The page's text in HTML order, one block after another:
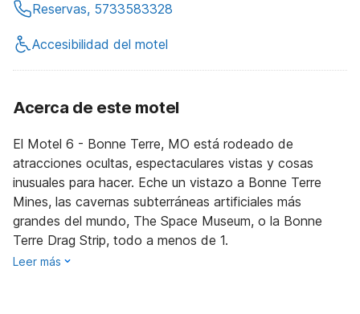
Reservas, 5733583328
Accesibilidad del motel
Acerca de este motel
El Motel 6 - Bonne Terre, MO está rodeado de
atracciones ocultas, espectaculares vistas y cosas
inusuales para hacer. Eche un vistazo a Bonne Terre
Mines, las cavernas subterráneas artificiales más
grandes del mundo, The Space Museum, o la Bonne
Terre Drag Strip, todo a menos de 1.
Leer más